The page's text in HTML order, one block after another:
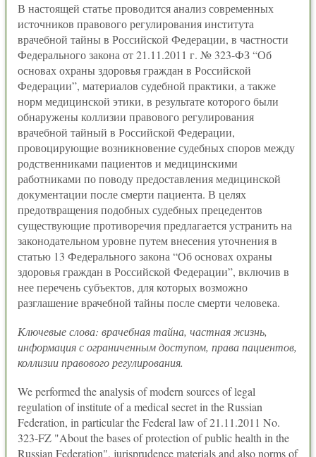
В настоящей статье проводится анализ современных
источников правового регулирования института
врачебной тайны в Российской Федерации, в частности
Федерального закона от 21.11.2011 г. № 323-ФЗ “Об
основах охраны здоровья граждан в Российской
Федерации”, материалов судебной практики, а также
норм медицинской этики, в результате которого были
обнаружены коллизии правового регулирования
врачебной тайный в Российской Федерации,
провоцирующие возникновение судебных споров между
родственниками пациентов и медицинскими
работниками по поводу предоставления медицинской
документации после смерти пациента. В целях
предотвращения подобных судебных прецедентов
существующие противоречия предлагается устранить на
законодательном уровне путем внесения уточнения в
статью 13 Федерального закона “Об основах охраны
здоровья граждан в Российской Федерации”, включив в
нее перечень субъектов, для которых возможно
разглашение врачебной тайны после смерти человека.
Ключевые слова: врачебная тайна, частная жизнь,
информация с ограниченным доступом, права пациентов,
коллизии правового регулирования.
We performed the analysis of modern sources of legal
regulation of institute of a medical secret in the Russian
Federation, in particular the Federal law of 21.11.2011 No.
323-FZ "About the bases of protection of public health in the
Russian Federation", jurisprudence materials and also norms of